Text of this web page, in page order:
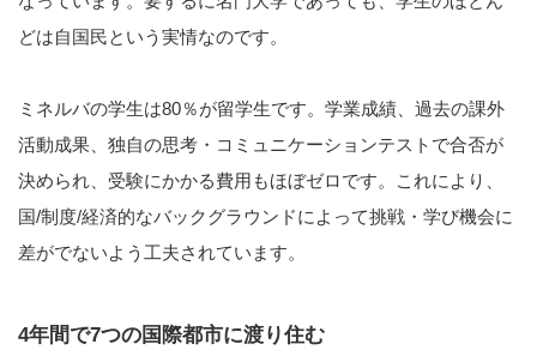
どは自国民という実情なのです。
ミネルバの学生は80％が留学生です。学業成績、過去の課外
活動成果、独自の思考・コミュニケーションテストで合否が
決められ、受験にかかる費用もほぼゼロです。これにより、
国/制度/経済的なバックグラウンドによって挑戦・学び機会に
差がでないよう工夫されています。
4年間で7つの国際都市に渡り住む